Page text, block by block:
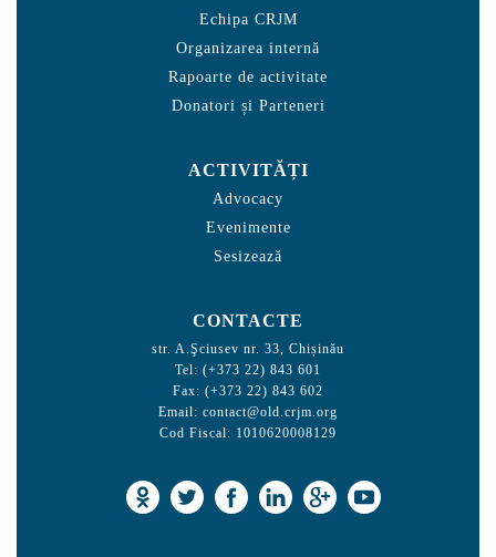
Echipa CRJM
Organizarea internă
Rapoarte de activitate
Donatori și Parteneri
ACTIVITĂȚI
Advocacy
Evenimente
Sesizează
CONTACTE
str. A.Şciusev nr. 33, Chișinău
Tel: (+373 22) 843 601
Fax: (+373 22) 843 602
Email: contact@old.crjm.org
Cod Fiscal: 1010620008129